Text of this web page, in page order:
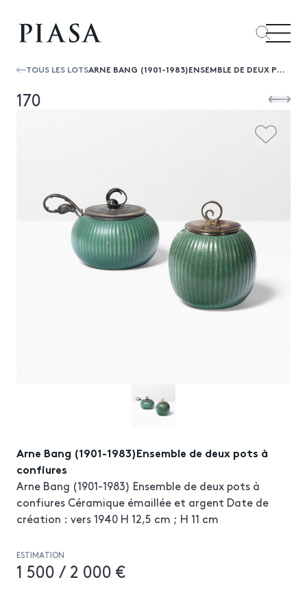
TOUS LES LOTS ARNE BANG (1901-1983)ENSEMBLE DE DEUX POTS À CONFIURES
170
Arne Bang (1901-1983)Ensemble de deux pots à
confiures
Arne Bang (1901-1983) Ensemble de deux pots à
confiures Céramique émaillée et argent Date de
création : vers 1940 H 12,5 cm ; H 11 cm
ESTIMATION
1 500 / 2 000 €